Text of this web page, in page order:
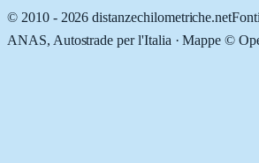
© 2010 - 2026 distanzechilometriche.net
ANAS, Autostrade per l'Italia · Mappe ©